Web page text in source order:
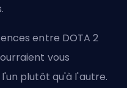
entre DOTA 2
vous
plutôt qu'à l'autre.